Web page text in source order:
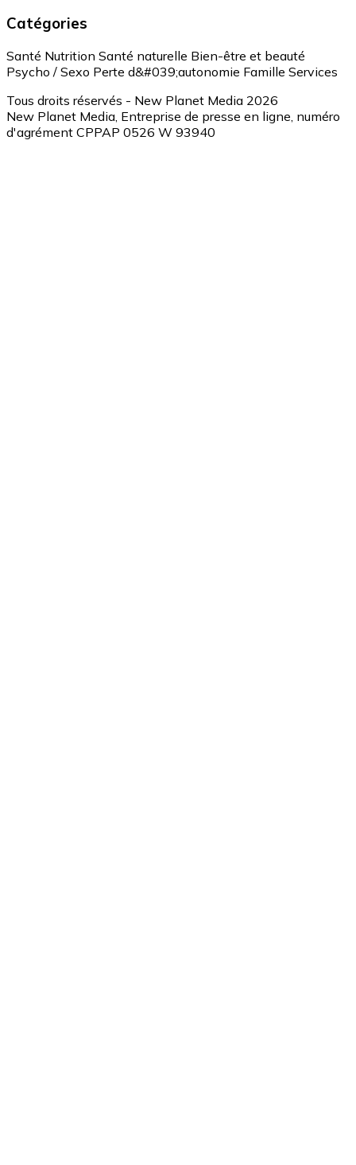
Catégories
Santé Nutrition Santé naturelle Bien-être et beauté
Psycho / Sexo Perte d&#039;autonomie Famille Services
Tous droits réservés - New Planet Media 2026
New Planet Media, Entreprise de presse en ligne, numéro
d'agrément CPPAP 0526 W 93940